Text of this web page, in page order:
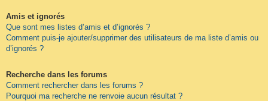
Amis et ignorés
Que sont mes listes d’amis et d’ignorés ?
Comment puis-je ajouter/supprimer des utilisateurs de ma liste d’amis ou
d’ignorés ?
Recherche dans les forums
Comment rechercher dans les forums ?
Pourquoi ma recherche ne renvoie aucun résultat ?